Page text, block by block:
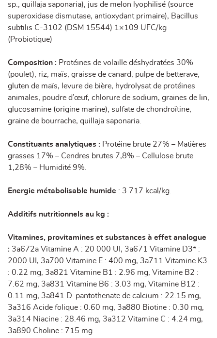
sp., quillaja saponaria), jus de melon lyophilisé (source
superoxidase dismutase, antioxydant primaire), Bacillus
subtilis C-3102 (DSM 15544) 1×109 UFC/kg
(Probiotique)
Composition : Protéines de volaille déshydratées 30%
(poulet), riz, maïs, graisse de canard, pulpe de betterave,
gluten de maïs, levure de bière, hydrolysat de protéines
animales, poudre d’œuf, chlorure de sodium, graines de lin,
glucosamine (origine marine), sulfate de chondroïtine,
graine de bourrache, quillaja saponaria.
Constituants analytiques : Protéine brute 27% – Matières
grasses 17% – Cendres brutes 7,8% – Cellulose brute
1,28% – Humidité 9%.
Energie métabolisable humide : 3 717 kcal/kg.
Additifs nutritionnels au kg :
Vitamines, provitamines et substances à effet analogue
: 3a672a Vitamine A : 20 000 UI, 3a671 Vitamine D3* :
2000 UI, 3a700 Vitamine E : 400 mg, 3a711 Vitamine K3
: 0.22 mg, 3a821 Vitamine B1 : 2.96 mg, Vitamine B2 :
7.62 mg, 3a831 Vitamine B6 : 3.03 mg, Vitamine B12 :
0.11 mg, 3a841 D-pantothenate de calcium : 22.15 mg,
3a316 Acide folique : 0.60 mg, 3a880 Biotine : 0.30 mg,
3a314 Niacine : 28.46 mg, 3a312 Vitamine C : 4.24 mg,
3a890 Choline : 715 mg